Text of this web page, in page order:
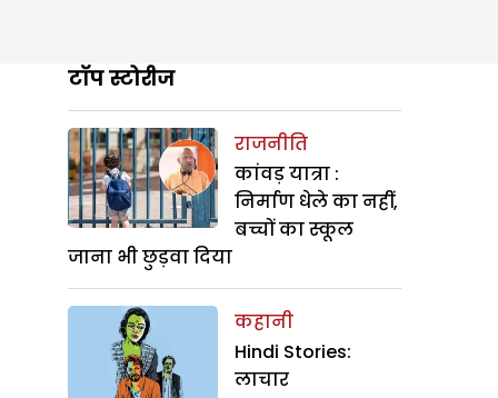
टॉप स्टोरीज
राजनीति
कांवड़ यात्रा :
निर्माण धेले का नहीं,
बच्चों का स्कूल
जाना भी छुड़वा दिया
कहानी
Hindi Stories:
लाचार